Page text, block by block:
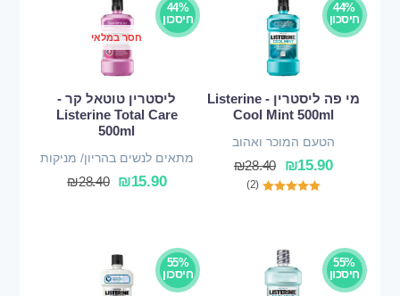
44%
חיסכון
מי פה ליסטרין - Listerine
Cool Mint 500ml
הטעם המוכר ואהוב
₪15.90
₪28.40
(2)
44%
חיסכון
חסר במלאי
ליסטרין טוטאל קר -
Listerine Total Care
500ml
מתאים לנשים בהריון/ מניקות
₪15.90
₪28.40
55%
חיסכון
55%
חיסכון